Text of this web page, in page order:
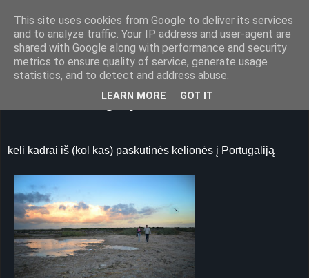
2010 m. spalio 5 d., antradienis
Dieninė Portugalija
keli kadrai iš (kol kas) paskutinės kelionės į Portugaliją
This site uses cookies from Google to deliver its services
and to analyze traffic. Your IP address and user-agent are
shared with Google along with performance and security
metrics to ensure quality of service, generate usage
statistics, and to detect and address abuse.
LEARN MORE GOT IT